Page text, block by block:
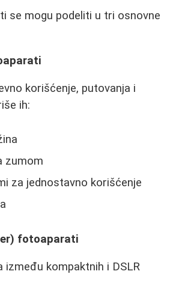
se mogu podeliti u tri osnovne
korišćenje, putovanja i
ih:
zumom
za jednostavno korišćenje
fotoaparati
između kompaktnih i DSLR